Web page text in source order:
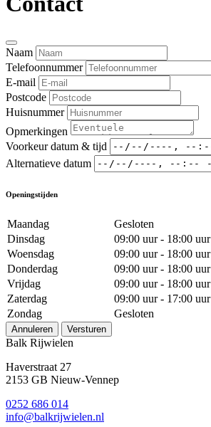
Naam
Telefoonnummer
E-mail
Postcode
Huisnummer
Opmerkingen
Voorkeur datum & tijd
Alternatieve datum
Openingstijden
Maandag
Gesloten
Dinsdag
09:00 uur - 18:00 uur
Woensdag
09:00 uur - 18:00 uur
Donderdag
09:00 uur - 18:00 uur
Vrijdag
09:00 uur - 18:00 uur
Zaterdag
09:00 uur - 17:00 uur
Zondag
Gesloten
Annuleren Versturen
Balk Rijwielen
Haverstraat 27
2153 GB Nieuw-Vennep
0252 686 014
info@balkrijwielen.nl